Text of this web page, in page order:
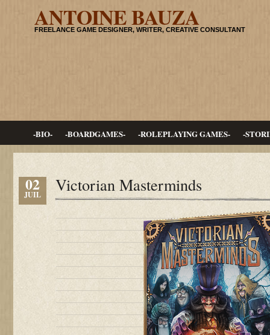
ANTOINE BAUZA
FREELANCE GAME DESIGNER, WRITER, CREATIVE CONSULTANT
-BIO- -BOARDGAMES- -ROLEPLAYING GAMES- -
02
JUIL Victorian Masterminds